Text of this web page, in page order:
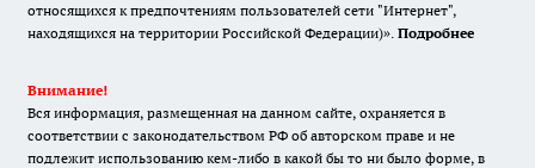
относящихся к предпочтениям пользователей сети "Интернет",
находящихся на территории Российской Федерации)». Подробнее
Внимание!
Вся информация, размещенная на данном сайте, охраняется в
соответствии с законодательством РФ об авторском праве и не
подлежит использованию кем-либо в какой бы то ни было форме, в